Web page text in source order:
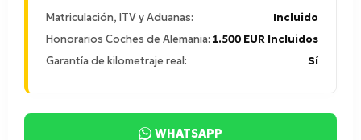
Matriculación, ITV y Aduanas:
Incluido
Honorarios Coches de Alemania: 1.500 EUR Incluidos
Garantía de kilometraje real:
Sí
WHATSAPP